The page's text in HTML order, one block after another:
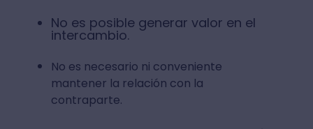
No es posible generar valor en el
intercambio.
No es necesario ni conveniente
mantener la relación con la
contraparte.